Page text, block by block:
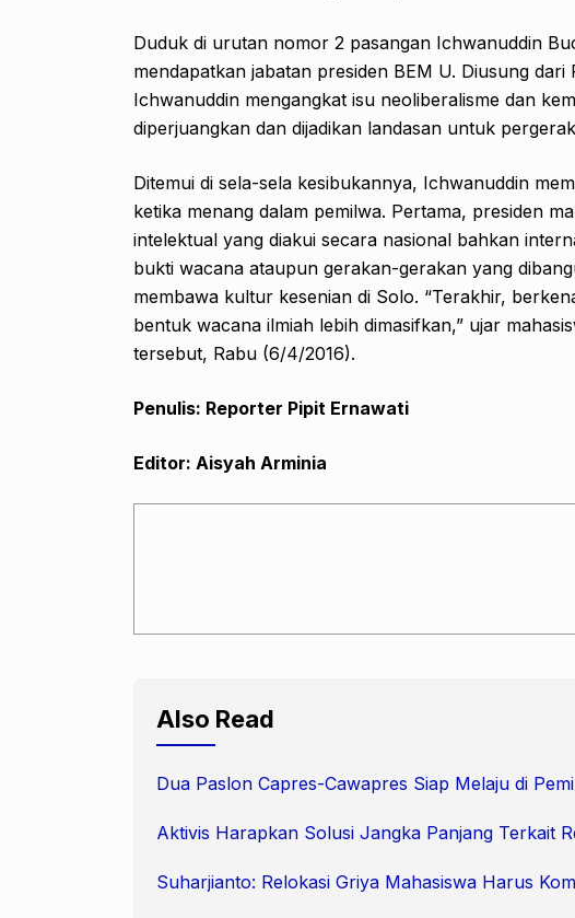
Duduk di urutan nomor 2 pasangan Ichwanuddin
mendapatkan jabatan presiden BEM U. Diusung dari
Ichwanuddin mengangkat isu neoliberalisme dan
diperjuangkan dan dijadikan landasan untuk
Ditemui di sela-sela kesibukannya, Ichwanuddin
ketika menang dalam pemilwa. Pertama, presiden
intelektual yang diakui secara nasional bahkan
bukti wacana ataupun gerakan-gerakan yang
membawa kultur kesenian di Solo. “Terakhir,
bentuk wacana ilmiah lebih dimasifkan,” ujar
tersebut, Rabu (6/4/2016).
Penulis: Reporter Pipit Ernawati
Editor: Aisyah Arminia
Also Read
Dua Paslon Capres-Cawapres Siap Melaju di
Aktivis Harapkan Solusi Jangka Panjang Terkait
Suharjianto: Relokasi Griya Mahasiswa Harus